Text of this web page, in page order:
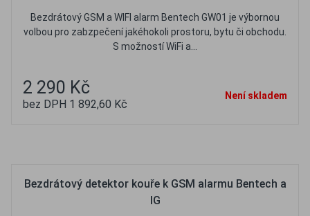
Bezdrátový GSM a WIFI alarm Bentech GW01 je výbornou
volbou pro zabzpečení jakéhokoli prostoru, bytu či obchodu.
S možností WiFi a...
2 290 Kč
bez DPH 1 892,60 Kč
Není skladem
Bezdrátový detektor kouře k GSM alarmu Bentech a
IG